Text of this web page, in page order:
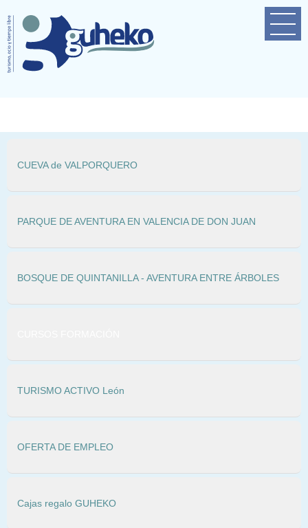
Home
Empresa
CUEVA de VALPORQUERO
PARQUE DE AVENTURA EN VALENCIA DE DON JUAN
BOSQUE DE QUINTANILLA - AVENTURA ENTRE ÁRBOLES
TURISMO ACTIVO León
OFERTA DE EMPLEO
Cajas regalo GUHEKO